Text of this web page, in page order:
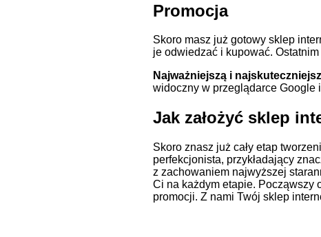
Promocja
Skoro masz już gotowy sklep
je odwiedzać i kupować.
Najważniejszą i
widoczny w przeglądarce Google
Jak założyć sklep
Skoro znasz już cały etap
perfekcjonista, przykładający
z zachowaniem najwyższej
Ci na każdym etapie. Począwszy
promocji. Z nami Twój sklep